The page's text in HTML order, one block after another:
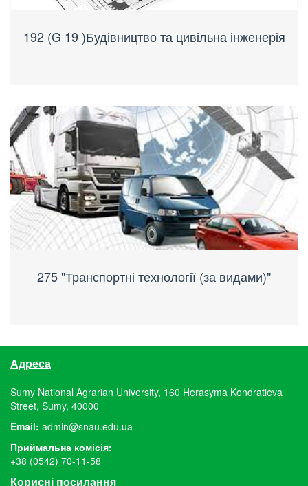
192 (G 19 )Будівництво та цивільна інженерія
275 "Транспортні технології (за видами)"
Адреса
Sumy National Agrarian University, 160 Herasyma Kondratieva
Street, Sumy, 40000
Email: admin@snau.edu.ua
Приймальна комісія:
+38 (0542) 70-11-58
Корисні посилання